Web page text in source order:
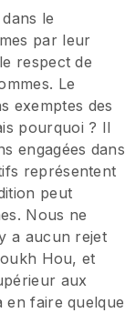
le
par leur
respect de
Le
exemptes des
pourquoi ? Il
engagées dans
représentent
peut
Nous ne
a aucun rejet
Hou, et
aux
en faire quelque